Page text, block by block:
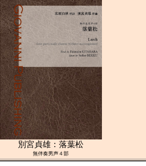
別宮貞雄：落葉松
無伴奏男声４部